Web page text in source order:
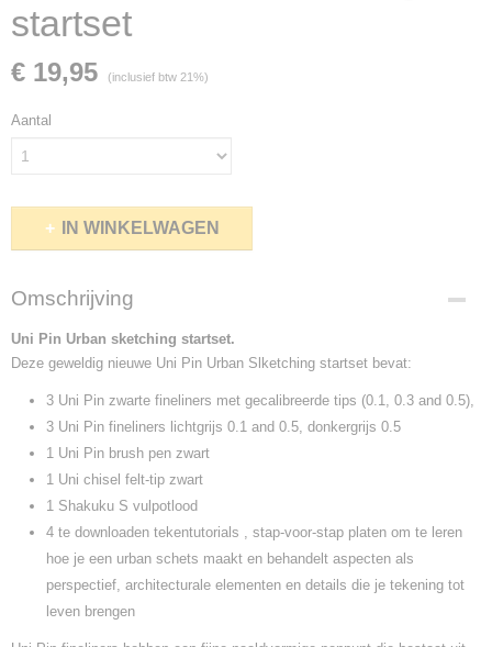
startset
€ 19,95 (inclusief btw 21%)
Aantal
IN WINKELWAGEN
Omschrijving
Uni Pin Urban sketching startset.
Deze geweldig nieuwe Uni Pin Urban Slketching startset bevat:
3 Uni Pin zwarte fineliners met gecalibreerde tips (0.1, 0.3 and 0.5),
3 Uni Pin fineliners lichtgrijs 0.1 and 0.5, donkergrijs 0.5
1 Uni Pin brush pen zwart
1 Uni chisel felt-tip zwart
1 Shakuku S vulpotlood
4 te downloaden tekentutorials , stap-voor-stap platen om te leren
hoe je een urban schets maakt en behandelt aspecten als
perspectief, architecturale elementen en details die je tekening tot
leven brengen